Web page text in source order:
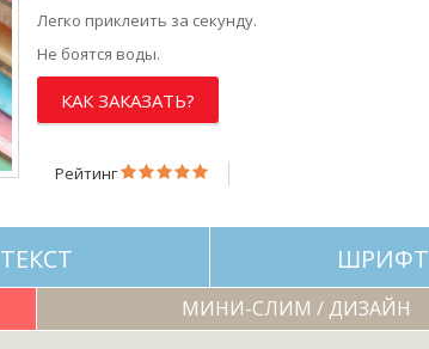
Легко приклеить за секунду.
Не боятся воды.
КАК ЗАКАЗАТЬ?
Рейтинг
ТЕКСТ ШРИФТ
МИНИ-СЛИМ / ДИЗАЙН